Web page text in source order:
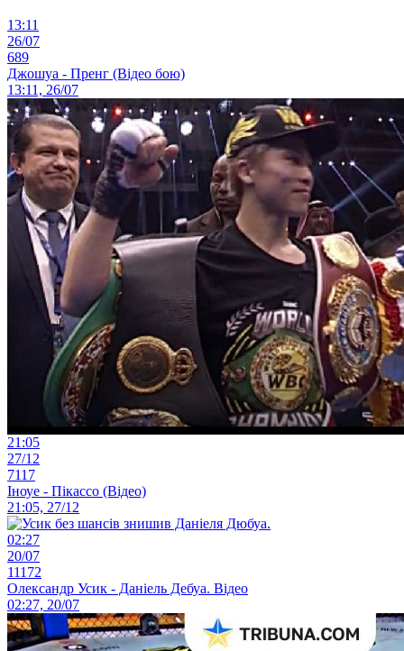
13:11
26/07
689
Джошуа - Пренг (Відео бою)
13:11, 26/07
21:05
27/12
7117
Іноуе - Пікассо (Відео)
21:05, 27/12
02:27
20/07
11172
Олександр Усик - Даніель Дебуа. Відео
02:27, 20/07